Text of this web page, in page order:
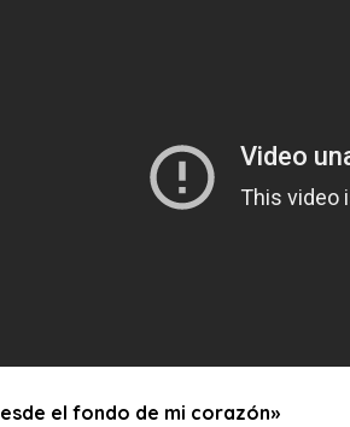
el fondo de mi corazón»